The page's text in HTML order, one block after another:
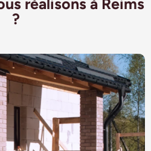
réalisons à Reims
?